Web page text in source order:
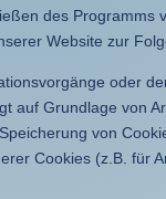
des Programms
Website zur
oder
auf Grundlage von
von
Cookies (z.B. für